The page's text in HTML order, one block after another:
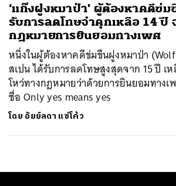
‘แก๊งฝูงหมาป่า’ ผู้ต้องหาคดีข่ม
รับการลดโทษจำคุกเหลือ 14 ปี
กฎหมายการยินยอมทางเพศ
หนึ่งในผู้ต้องหาคดีข่มขืนฝูงหมาป่า (Wolf
สเปน ได้รับการลดโทษสูงสุดจาก 15 ปี เ
โหว่ทางกฎหมายว่าด้วยการยินยอมทาง
ชื่อ Only yes means yes
โดย อัยย์ลดา แซ่โค้ว